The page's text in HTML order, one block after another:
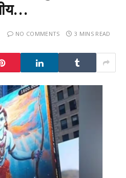
NO COMMENTS 3 MINS READ